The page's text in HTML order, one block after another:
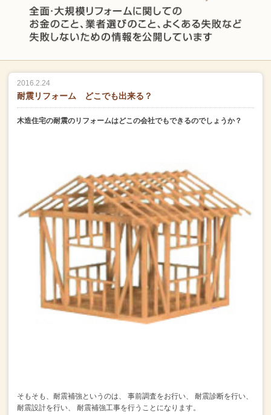
2016.2.24
耐震リフォーム どこでも出来る？
木造住宅の耐震のリフォームはどこの会社でもできるのでしょうか？
そもそも、耐震補強というのは、 事前調査をお行い、
耐震診断を行い、
耐震設計を行い、
耐震補強工事を行うことになります。